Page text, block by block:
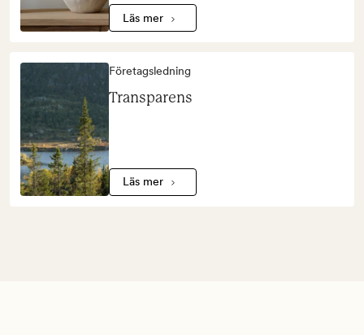
Läs mer
Företagsledning
Transparens
Läs mer